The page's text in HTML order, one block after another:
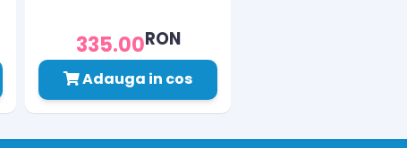
335.00RON
Adauga in cos